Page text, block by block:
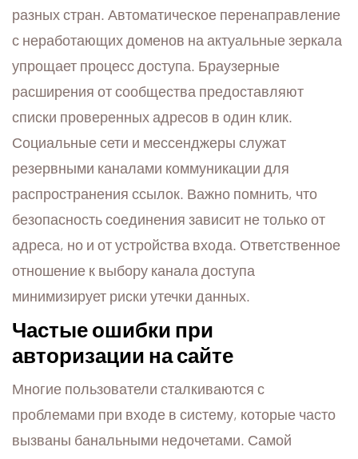
разных стран. Автоматическое перенаправление
с неработающих доменов на актуальные зеркала
упрощает процесс доступа. Браузерные
расширения от сообщества предоставляют
списки проверенных адресов в один клик.
Социальные сети и мессенджеры служат
резервными каналами коммуникации для
распространения ссылок. Важно помнить, что
безопасность соединения зависит не только от
адреса, но и от устройства входа. Ответственное
отношение к выбору канала доступа
минимизирует риски утечки данных.
Частые ошибки при
авторизации на сайте
Многие пользователи сталкиваются с
проблемами при входе в систему, которые часто
вызваны банальными недочетами. Самой